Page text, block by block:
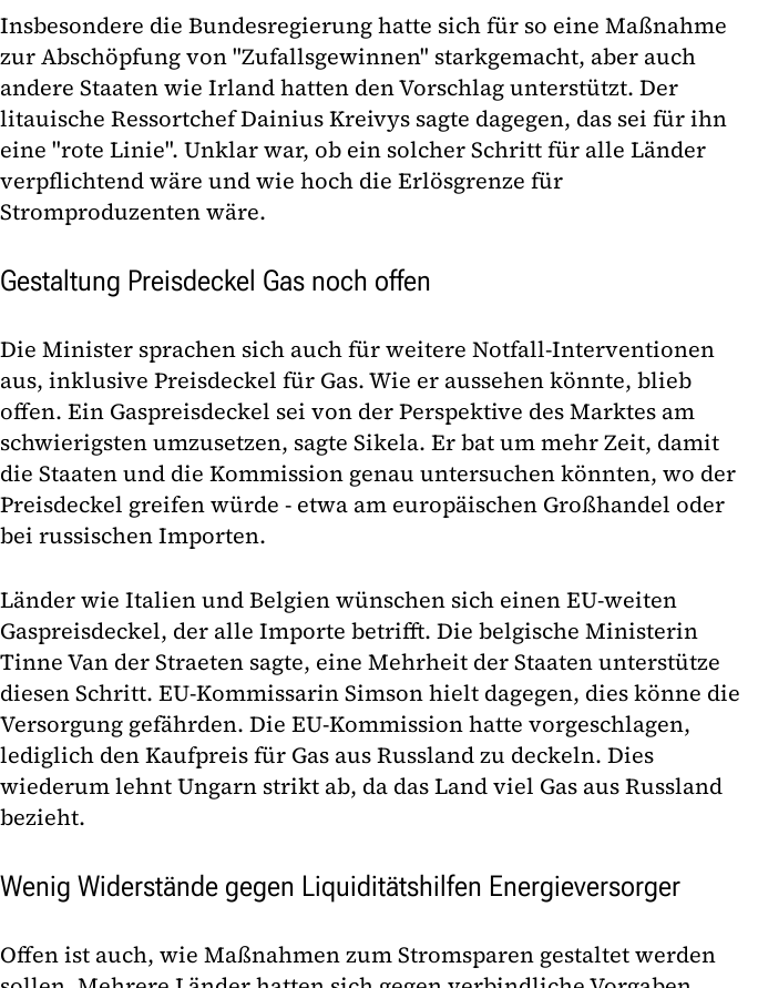
Insbesondere die Bundesregierung hatte sich für so eine Maßnahme
zur Abschöpfung von "Zufallsgewinnen" starkgemacht, aber auch
andere Staaten wie Irland hatten den Vorschlag unterstützt. Der
litauische Ressortchef Dainius Kreivys sagte dagegen, das sei für ihn
eine "rote Linie". Unklar war, ob ein solcher Schritt für alle Länder
verpflichtend wäre und wie hoch die Erlösgrenze für
Stromproduzenten wäre.
Gestaltung Preisdeckel Gas noch offen
Die Minister sprachen sich auch für weitere Notfall-Interventionen
aus, inklusive Preisdeckel für Gas. Wie er aussehen könnte, blieb
offen. Ein Gaspreisdeckel sei von der Perspektive des Marktes am
schwierigsten umzusetzen, sagte Sikela. Er bat um mehr Zeit, damit
die Staaten und die Kommission genau untersuchen könnten, wo der
Preisdeckel greifen würde - etwa am europäischen Großhandel oder
bei russischen Importen.
Länder wie Italien und Belgien wünschen sich einen EU-weiten
Gaspreisdeckel, der alle Importe betrifft. Die belgische Ministerin
Tinne Van der Straeten sagte, eine Mehrheit der Staaten unterstütze
diesen Schritt. EU-Kommissarin Simson hielt dagegen, dies könne die
Versorgung gefährden. Die EU-Kommission hatte vorgeschlagen,
lediglich den Kaufpreis für Gas aus Russland zu deckeln. Dies
wiederum lehnt Ungarn strikt ab, da das Land viel Gas aus Russland
bezieht.
Wenig Widerstände gegen Liquiditätshilfen Energieversorger
Offen ist auch, wie Maßnahmen zum Stromsparen gestaltet werden